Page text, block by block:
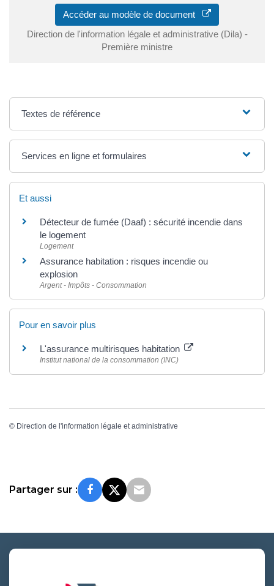
Accéder au modèle de document
Direction de l'information légale et administrative (Dila) -
Première ministre
Textes de référence
Services en ligne et formulaires
Et aussi
Détecteur de fumée (Daaf) : sécurité incendie dans
le logement
Logement
Assurance habitation : risques incendie ou
explosion
Argent - Impôts - Consommation
Pour en savoir plus
L'assurance multirisques habitation
Institut national de la consommation (INC)
© Direction de l'information légale et administrative
Partager sur :